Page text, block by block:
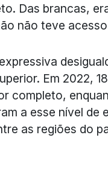
Das brancas,
não teve
Em 2022,
completo,
a esse nível de
as regiões do